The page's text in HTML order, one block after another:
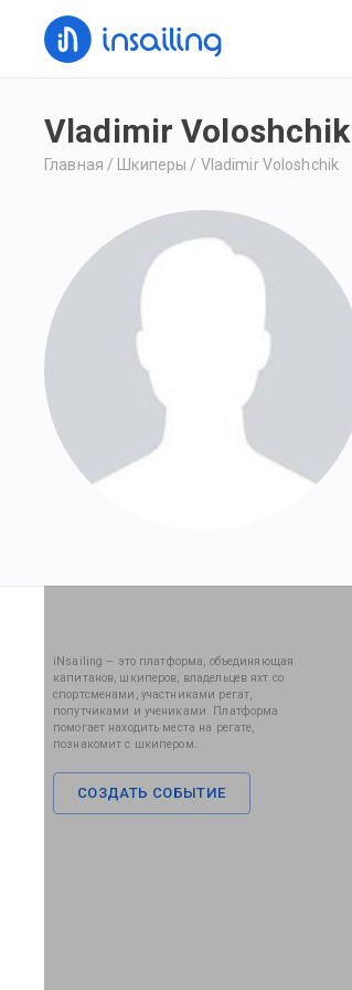
Vladimir Voloshchik
Главная / Шкиперы / Vladimir Voloshchik
iNsailing – это платформа, объединяющая
капитанов, шкиперов, владельцев яхт со
спортсменами, участниками регат,
попутчиками и учениками. Платформа
помогает находить места на регате,
познакомит с шкипером.
СОЗДАТЬ СОБЫТИЕ